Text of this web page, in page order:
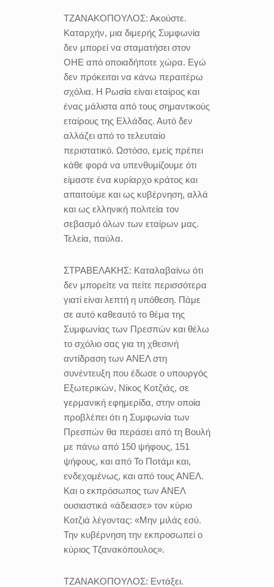
ΤΖΑΝΑΚΟΠΟΥΛΟΣ: Ακούστε.
Καταρχήν, μια διμερής Συμφωνία
δεν μπορεί να σταματήσει στον
ΟΗΕ από οποιαδήποτε χώρα. Εγώ
δεν πρόκειται να κάνω περαιτέρω
σχόλια. Η Ρωσία είναι εταίρος και
ένας μάλιστα από τους σημαντικούς
εταίρους της Ελλάδας. Αυτό δεν
αλλάζει από το τελευταίο
περιστατικό. Ωστόσο, εμείς πρέπει
κάθε φορά να υπενθυμίζουμε ότι
είμαστε ένα κυρίαρχο κράτος και
απαιτούμε και ως κυβέρνηση, αλλά
και ως ελληνική πολιτεία τον
σεβασμό όλων των εταίρων μας.
Τελεία, παύλα.
ΣΤΡΑΒΕΛΑΚΗΣ: Καταλαβαίνω ότι
δεν μπορείτε να πείτε περισσότερα
γιατί είναι λεπτή η υπόθεση. Πάμε
σε αυτό καθεαυτό το θέμα της
Συμφωνίας των Πρεσπών και θέλω
το σχόλιο σας για τη χθεσινή
αντίδραση των ΑΝΕΛ στη
συνέντευξη που έδωσε ο υπουργός
Εξωτερικών, Νίκος Κοτζιάς, σε
γερμανική εφημερίδα, στην οποία
προβλέπει ότι η Συμφωνία των
Πρεσπών θα περάσει από τη Βουλή
με πάνω από 150 ψήφους, 151
ψήφους, και από Το Ποτάμι και,
ενδεχομένως, και από τους ΑΝΕΛ.
Και ο εκπρόσωπος των ΑΝΕΛ
ουσιαστικά «άδειασε» τον κύριο
Κοτζιά λέγοντας: «Μην μιλάς εσύ.
Την κυβέρνηση την εκπροσωπεί ο
κύριος Τζανακόπουλος».
ΤΖΑΝΑΚΟΠΟΥΛΟΣ: Εντάξει.